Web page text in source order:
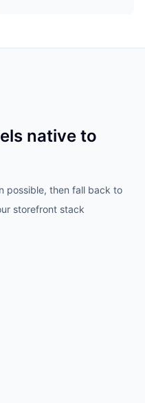
native to
possible, then fall back to
storefront stack